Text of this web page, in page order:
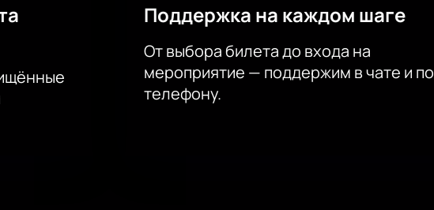
Поддержка на каждом шаге
От выбора билета до входа на
мероприятие — поддержим в чате и по
телефону.